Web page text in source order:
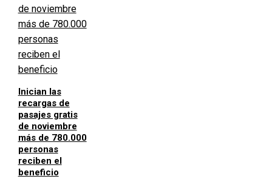
Inician las
recargas de
pasajes gratis
de noviembre
más de 780.000
personas
reciben el
beneficio